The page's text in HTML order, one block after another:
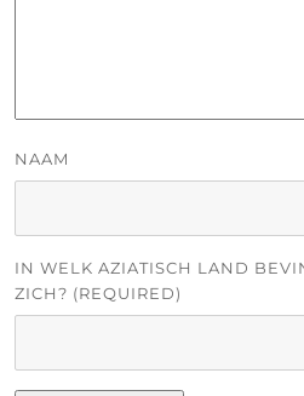
NAAM
IN WELK AZIATISCH LAND
ZICH? (REQUIRED)